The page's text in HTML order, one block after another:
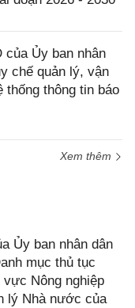
của Ủy ban nhân
chế quản lý, vận
thống thông tin báo
Xem thêm
Ủy ban nhân dân
mục thủ tục
Nông nghiệp
lý Nhà nước của